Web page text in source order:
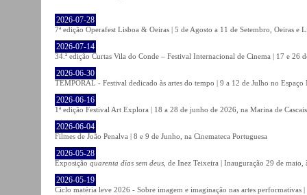
2026-07-28
7ª edição Operafest Lisboa & Oeiras | 5 de Agosto a 11 de Setembro, Oeiras e
2026-07-14
34.ª edição Curtas Vila do Conde – Festival Internacional de Cinema | 17 e 26
2026-06-30
TEMPORAL - Festival dedicado às artes do tempo | 9 a 12 de Julho no
2026-06-16
1ª edição Festival Art Explora | 18 a 28 de junho de 2026, na Marina de Cascais
2026-06-04
Filmes de João Penalva | 8 e 9 de Junho, na Cinemateca Portuguesa
2026-05-28
Exposição quarenta dias sem deus , de Inez Teixeira | Inauguração 29 de
2026-05-19
Ciclo matéria leve 2026 - Sobre imagem e imaginação nas artes